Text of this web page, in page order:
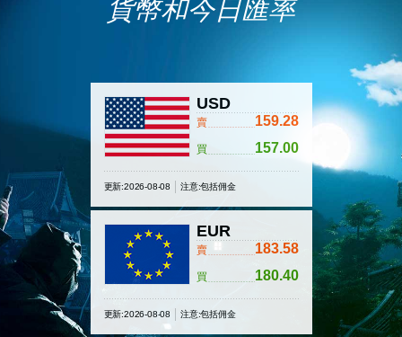
USD
159.28
賣
157.00
買
更新:2026-08-08 注意:包括佣金
EUR
183.58
賣
180.40
買
更新:2026-08-08 注意:包括佣金